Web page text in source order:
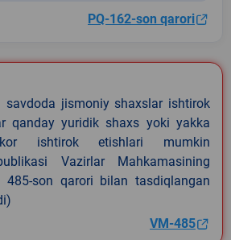
PQ-162-son qarori
savdoda jismoniy shaxslar ishtirok
qanday yuridik shaxs yoki yakka
ishtirok etishlari mumkin
Vazirlar Mahkamasining
485-son qarori bilan tasdiqlangan
VM-485